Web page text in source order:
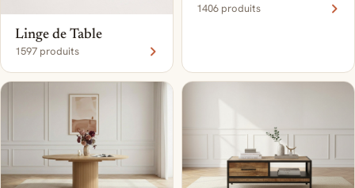
Linge de Table
1597 produits
1406 produits